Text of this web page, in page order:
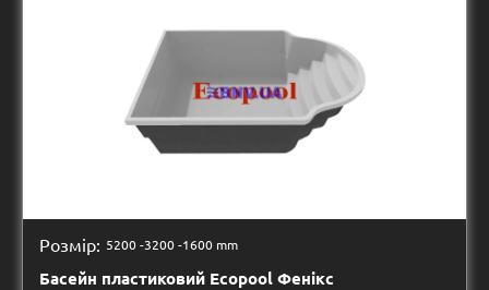
Розмір: 5200 -3200 -1600 mm
Басейн пластиковий Ecopool Фенікс